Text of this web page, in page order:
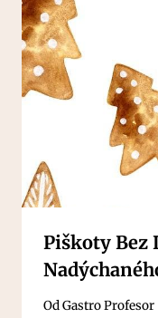
Piškoty Bez
OdGastro Profesor